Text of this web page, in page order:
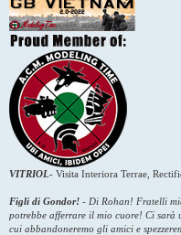
VITRIOL- Visita Interiora Terrae,
Figli di Gondor! - Di Rohan! Fratelli
potrebbe afferrare il mio cuore! Ci
cui abbandoneremo gli amici e